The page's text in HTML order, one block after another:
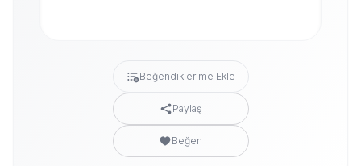
Beğendiklerime Ekle
Paylaş
Beğen